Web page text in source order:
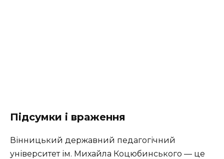
Підсумки і враження
Вінницький державний педагогічний
університет ім. Михайла Коцюбинського — це